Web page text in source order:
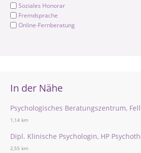
Soziales Honorar
Fremdsprache
Online-Fernberatung
In der Nähe
Psychologisches Beratungszentrum,
1,14 km
Dipl. Klinische Psychologin, HP
2,55 km